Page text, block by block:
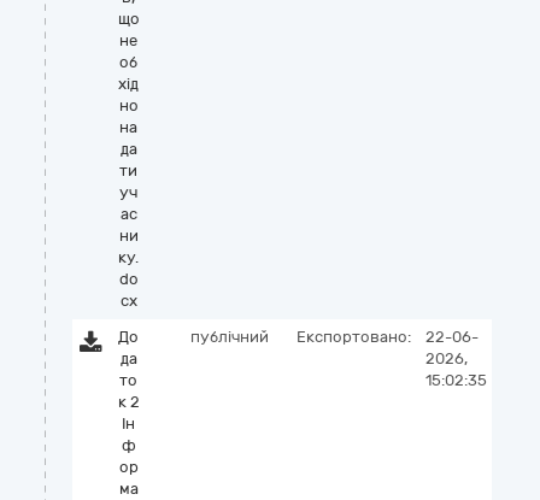
що
не
об
хід
но
на
да
ти
уч
ас
ни
ку.
do
cx
До
да
то
к 2
Ін
ф
ор
ма
публічний Експортовано:
22-06-
2026,
15:02:35